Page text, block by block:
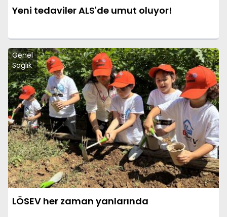
Yeni tedaviler ALS'de umut oluyor!
Genel
Sağlık
LÖSEV her zaman yanlarında